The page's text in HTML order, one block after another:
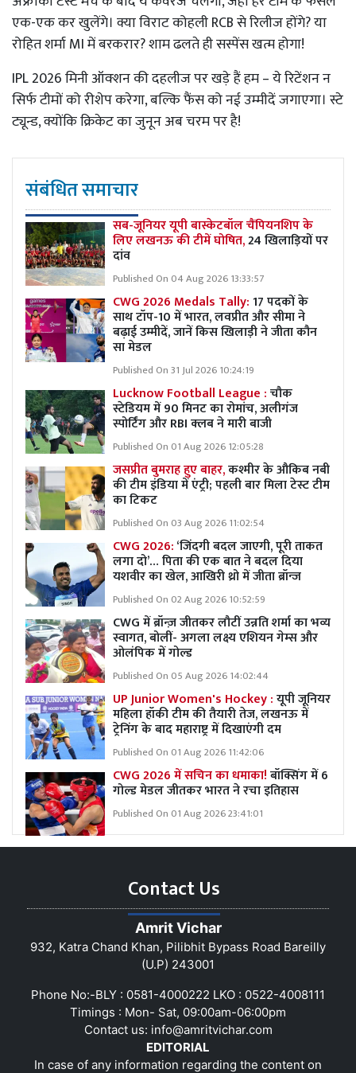
एक-एक कर खुलेंगे। क्या विराट कोहली RCB से रिलीज होंगे? या
रोहित शर्मा MI में बरकरार? शाम ढलते ही सस्पेंस खत्म होगा!
IPL 2026 मिनी ऑक्शन की दहलीज पर खड़े हैं हम – ये रिटेंशन न
सिर्फ टीमों को रीशेप करेगा, बल्कि फैंस को नई उम्मीदें जगाएगा। स्टे
ट्यून्ड, क्योंकि क्रिकेट का जुनून अब चरम पर है!
संबंधित समाचार
सब-जूनियर यूपी बास्केटबॉल चैंपियनशिप के
लिए लखनऊ की टीमें घोषित,24 खिलाड़ियों पर
दांव
Published On 04 Aug 2026 13:33:57
CWG 2026 Medals Tally:17 पदकों के
साथ टॉप-10 में भारत, लवप्रीत और सीमा ने
बढ़ाई उम्मीदें, जानें किस खिलाड़ी ने जीता कौन
सा मेडल
Published On 31 Jul 2026 10:24:19
Lucknow Football League :चौक
स्टेडियम में 90 मिनट का रोमांच, अलीगंज
स्पोर्टिंग और RBI क्लब ने मारी बाजी
Published On 01 Aug 2026 12:05:28
जसप्रीत बुमराह हुए बाहर,कश्मीर के औकिब नबी
की टीम इंडिया में एंट्री; पहली बार मिला टेस्ट टीम
का टिकट
Published On 03 Aug 2026 11:02:54
CWG 2026:‘जिंदगी बदल जाएगी, पूरी ताकत
लगा दो’… पिता की एक बात ने बदल दिया
यशवीर का खेल, आखिरी थ्रो में जीता ब्रॉन्ज
Published On 02 Aug 2026 10:52:59
CWG में ब्रॉन्ज़ जीतकर लौटीं उन्नति शर्मा का भव्य
स्वागत, बोलीं- अगला लक्ष्य एशियन गेम्स और
ओलंपिक में गोल्ड
Published On 05 Aug 2026 14:02:44
UP Junior Women's Hockey :यूपी जूनियर
महिला हॉकी टीम की तैयारी तेज, लखनऊ में
ट्रेनिंग के बाद महाराष्ट्र में दिखाएंगी दम
Published On 01 Aug 2026 11:42:06
CWG 2026 में सचिन का धमाका!बॉक्सिंग में 6
गोल्ड मेडल जीतकर भारत ने रचा इतिहास
Published On 01 Aug 2026 23:41:01
Contact Us
Amrit Vichar
932, Katra Chand Khan, Pilibhit Bypass Road Bareilly
(U.P) 243001
Phone No:-BLY : 0581-4000222 LKO : 0522-4008111
Timings : Mon- Sat, 09:00am-06:00pm
Contact us: info@amritvichar.com
EDITORIAL
In case of any information regarding the content on